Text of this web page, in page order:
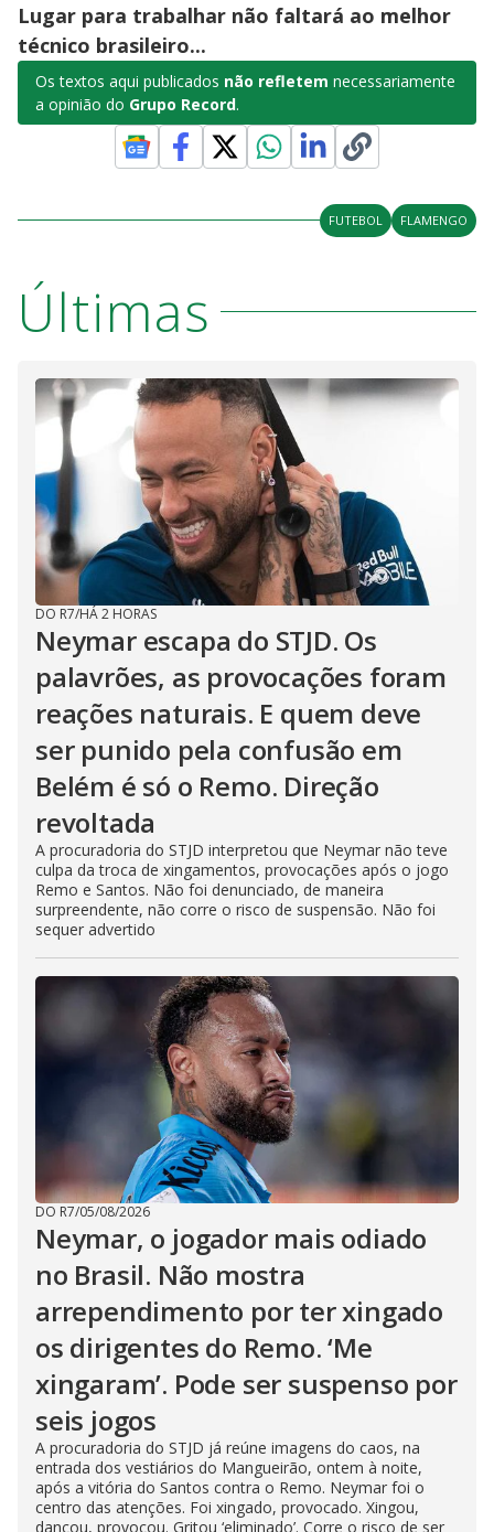
Lugar para trabalhar não faltará ao melhor
técnico brasileiro...
Os textos aqui publicados não refletem necessariamente
a opinião do Grupo Record.
FUTEBOL FLAMENGO
Últimas
DO R7/HÁ 2 HORAS
Neymar escapa do STJD. Os
palavrões, as provocações foram
reações naturais. E quem deve
ser punido pela confusão em
Belém é só o Remo. Direção
revoltada
A procuradoria do STJD interpretou que Neymar não teve
culpa da troca de xingamentos, provocações após o jogo
Remo e Santos. Não foi denunciado, de maneira
surpreendente, não corre o risco de suspensão. Não foi
sequer advertido
DO R7/05/08/2026
Neymar, o jogador mais odiado
no Brasil. Não mostra
arrependimento por ter xingado
os dirigentes do Remo. ‘Me
xingaram’. Pode ser suspenso por
seis jogos
A procuradoria do STJD já reúne imagens do caos, na
entrada dos vestiários do Mangueirão, ontem à noite,
após a vitória do Santos contra o Remo. Neymar foi o
centro das atenções. Foi xingado, provocado. Xingou,
dançou, provocou. Gritou ‘eliminado’. Corre o risco de ser